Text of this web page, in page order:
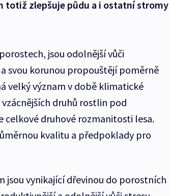
totiž zlepšuje půdu a i ostatní stromy
jsou odolnější vůči
svou korunou propouštějí poměrně
velký význam v době klimatické
druhů rostlin pod
druhové rozmanitosti lesa.
kvalitu a předpoklady pro
jsou vynikající dřevinou do porostních